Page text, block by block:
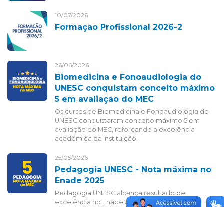
10/07/2026
Formação Profissional 2026-2
26/06/2026
Biomedicina e Fonoaudiologia do
UNESC conquistam conceito máximo
5 em avaliação do MEC
Os cursos de Biomedicina e Fonoaudiologia do
UNESC conquistaram conceito máximo 5 em
avaliação do MEC, reforçando a excelência
acadêmica da instituição.
25/05/2026
Pedagogia UNESC - Nota máxima no
Enade 2025
Pedagogia UNESC alcança resultado de
excelência no Enade 2025, com 100% dos